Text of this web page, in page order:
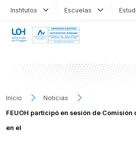
Institutos Escuelas
Inicio
Noticias
FEUOH participó en sesión de Comisión
en el